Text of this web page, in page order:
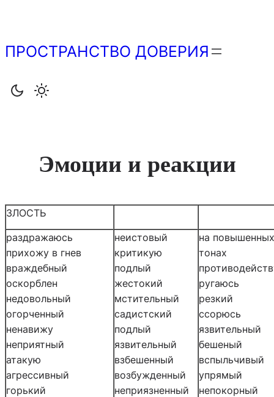
содержимому
ПРОСТРАНСТВО ДОВЕРИЯ
Эмоции и реакции
ЗЛОСТЬ
раздражаюсь
прихожу в гнев
враждебный
оскорблен
недовольный
огорченный
ненавижу
неприятный
атакую
агрессивный
горький
неистовый
критикую
подлый
жестокий
мстительный
садистский
подлый
язвительный
взбешенный
возбужденный
неприязненный
на повышенных
тонах
ругаюсь
резкий
ссорюсь
язвительный
бешеный
вспыльчивый
упрямый
непокорный